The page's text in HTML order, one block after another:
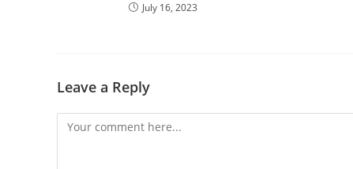
July 16, 2023
Leave a Reply
Comment